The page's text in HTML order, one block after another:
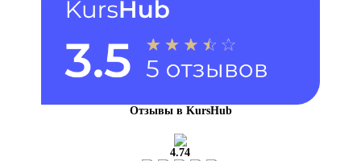
Отзывы в KursHub
4.74